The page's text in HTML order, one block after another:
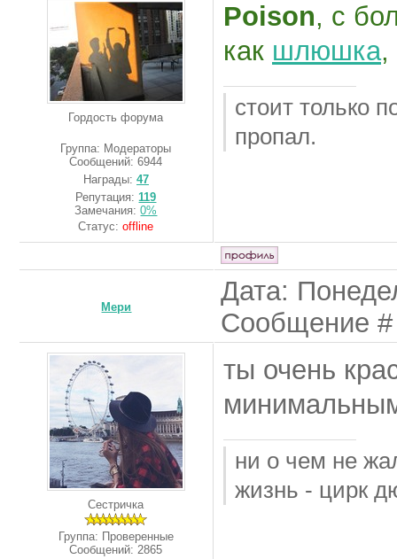
Гордость форума
Группа: Модераторы
Сообщений:6944
Награды: 47
Репутация:119
Замечания:0%
Статус:offline
Poison, с
как шлюшка,
стоит только
пропал.
Мери
Дата:
Сообщение
Сестричка
Группа: Проверенные
Сообщений: 2865
ты очень
ни о чем не
жизнь - цирк